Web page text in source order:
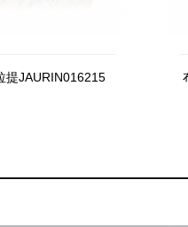
提JAURIN016215